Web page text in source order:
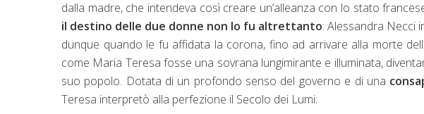
dalla madre, che intendeva così creare un’alleanza con lo stato
il destino delle due donne non lo fu altrettanto: Alessandra Necci
dunque quando le fu affidata la corona, fino ad arrivare alla morte
come Maria Teresa fosse una sovrana lungimirante e illuminata,
suo popolo. Dotata di un profondo senso del governo e di una
Teresa interpretò alla perfezione il Secolo dei Lumi: